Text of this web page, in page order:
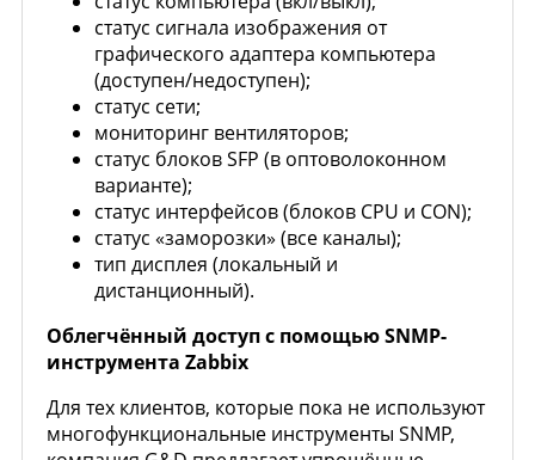
статус сигнала изображения от
графического адаптера компьютера
(доступен/недоступен);
статус сети;
мониторинг вентиляторов;
статус блоков SFP (в оптоволоконном
варианте);
статус интерфейсов (блоков CPU и CON);
статус «заморозки» (все каналы);
тип дисплея (локальный и
дистанционный).
Облегчённый доступ с помощью SNMP-
инструмента Zabbix
Для тех клиентов, которые пока не используют
многофункциональные инструменты SNMP,